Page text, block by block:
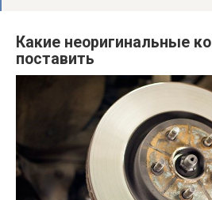
Какие неоригинальные
поставить